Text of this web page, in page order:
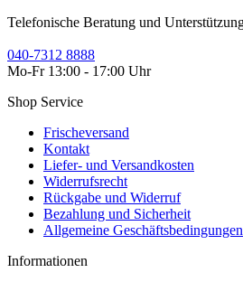
Telefonische Beratung und
040-7312 8888
Mo-Fr 13:00 - 17:00 Uhr
Shop Service
Frischeversand
Kontakt
Liefer- und Versandkosten
Widerrufsrecht
Rückgabe und Widerruf
Bezahlung und Sicherheit
Allgemeine Geschäftsbedingungen
Informationen